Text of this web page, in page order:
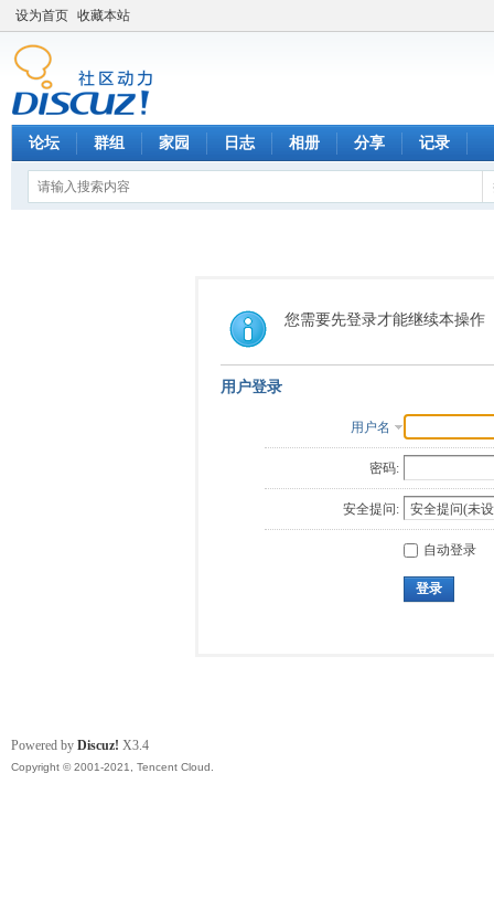
设为首页 收藏本站
论坛 群组 家园 日志 相册 分享 记录
您需要先登录才能继续本操作
用户登录
用户名
密码:
安全提问:
自动登录
登录
Powered by Discuz! X3.4
Copyright © 2001-2021, Tencent Cloud.